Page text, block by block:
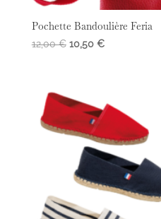
Pochette Bandoulière Feria
12,00€ Le
12,00 €.
10,50 €Le
10,50 €.